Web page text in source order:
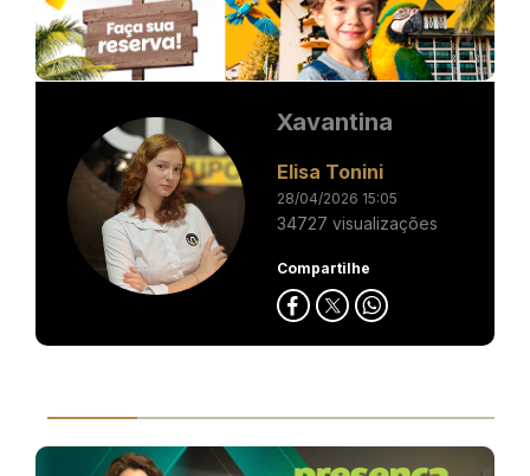
Xavantina
Elisa Tonini
28/04/2026 15:05
34727 visualizações
Compartilhe